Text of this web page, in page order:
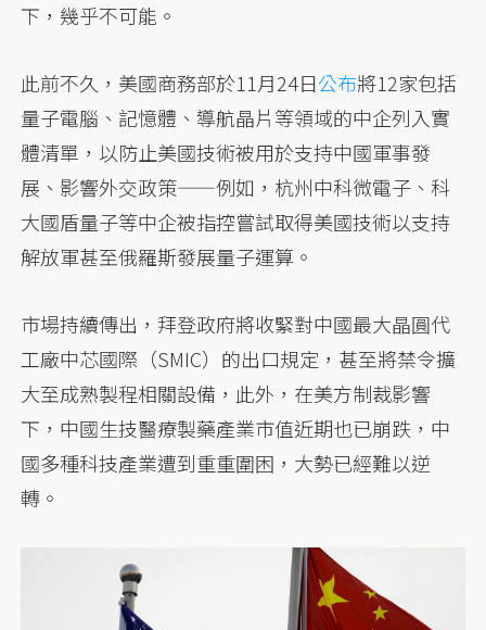
下，幾乎不可能。
此前不久，美國商務部於11月24日公布將12家包括
量子電腦、記憶體、導航晶片等領域的中企列入實
體清單，以防止美國技術被用於支持中國軍事發
展、影響外交政策——例如，杭州中科微電子、科
大國盾量子等中企被指控嘗試取得美國技術以支持
解放軍甚至俄羅斯發展量子運算。
市場持續傳出，拜登政府將收緊對中國最大晶圓代
工廠中芯國際（SMIC）的出口規定，甚至將禁令擴
大至成熟製程相關設備，此外，在美方制裁影響
下，中國生技醫療製藥產業市值近期也已崩跌，中
國多種科技產業遭到重重圍困，大勢已經難以逆
轉。